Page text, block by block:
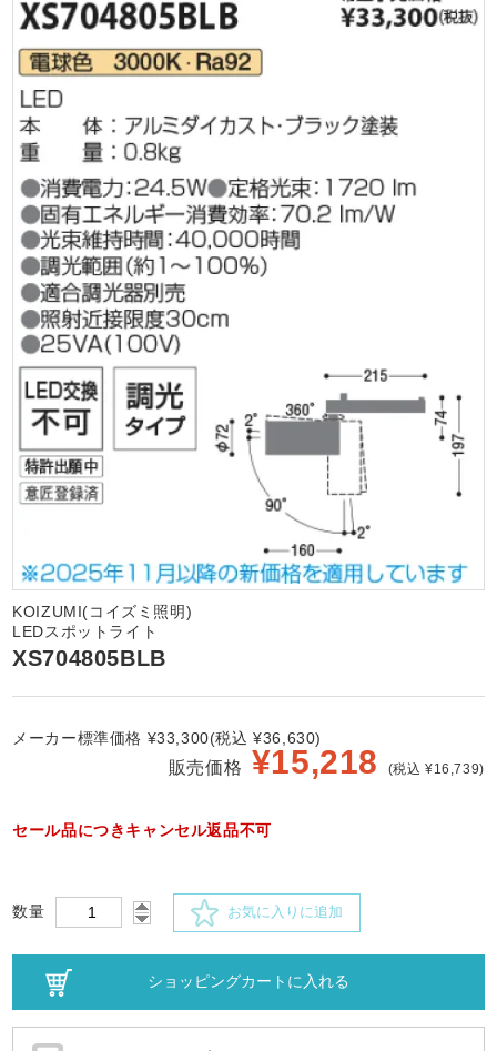
KOIZUMI(コイズミ照明)
LEDスポットライト
XS704805BLB
メーカー標準価格 ¥33,300(税込 ¥36,630)
販売価格 ¥15,218 (税込 ¥16,739)
セール品につきキャンセル返品不可
数量 お気に入りに追加